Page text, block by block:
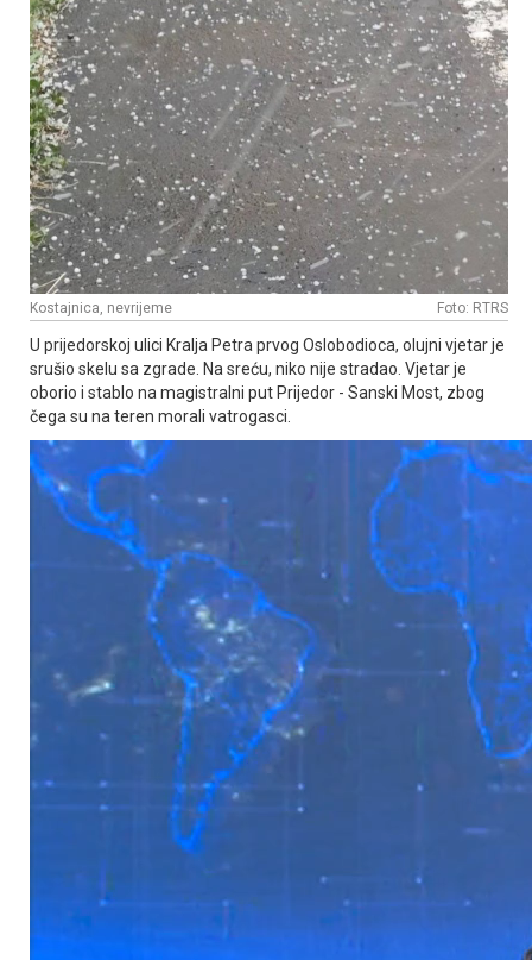
Kostajnica, nevrijeme Foto: RTRS
U prijedorskoj ulici Kralja Petra prvog Oslobodioca, olujni vjetar je
srušio skelu sa zgrade. Na sreću, niko nije stradao. Vjetar je
oborio i stablo na magistralni put Prijedor - Sanski Most, zbog
čega su na teren morali vatrogasci.